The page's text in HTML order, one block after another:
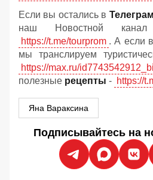
Если вы остались в
наш Новостной
https://t.me/tourprom . А если
мы транслируем
https://max.ru/
полезные рецепты - https://
Яна Вараксина
Подписывайтесь на